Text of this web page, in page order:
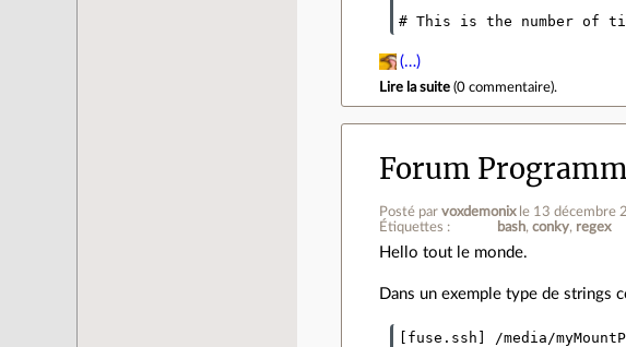
# This is the number of
(…)
Lire la suite (0 commentaire).
Forum
Posté parvoxdemonix le 13 décembre
Étiquettes :
bash conky regex
Hello tout le monde.
Dans un exemple type de strings
[fuse.ssh] /media/